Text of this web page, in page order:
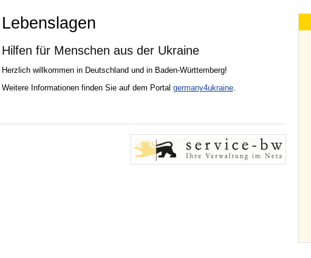
Lebenslagen
Hilfen für Menschen aus der Ukraine
Herzlich willkommen in Deutschland und in Baden-Württemberg!
Weitere Informationen finden Sie auf dem Portal germany4ukraine.